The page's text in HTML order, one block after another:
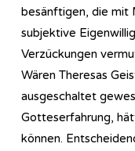
besänftigen, die mit
subjektive
Verzückungen
Wären Theresas
ausgeschaltet
Gotteserfahrung,
können.